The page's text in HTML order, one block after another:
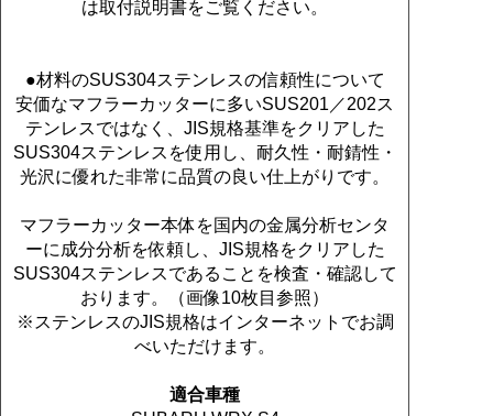
は取付説明書をご覧ください。
●材料のSUS304ステンレスの信頼性について
安価なマフラーカッターに多いSUS201／202ス
テンレスではなく、JIS規格基準をクリアした
SUS304ステンレスを使用し、耐久性・耐錆性・
光沢に優れた非常に品質の良い仕上がりです。
マフラーカッター本体を国内の金属分析センタ
ーに成分分析を依頼し、JIS規格をクリアした
SUS304ステンレスであることを検査・確認して
おります。（画像10枚目参照）
※ステンレスのJIS規格はインターネットでお調
べいただけます。
適合車種